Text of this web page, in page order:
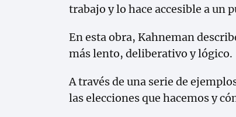
trabajo y lo hace accesible a un
En esta obra, Kahneman
más lento, deliberativo y lógico.
A través de una serie de
las elecciones que hacemos y